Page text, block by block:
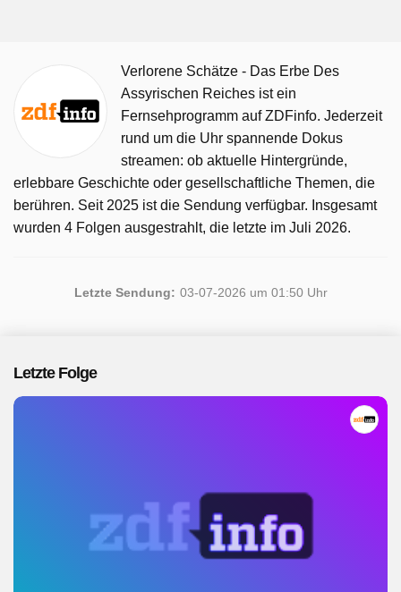
Verlorene Schätze - Das Erbe Des
Assyrischen Reiches ist ein
Fernsehprogramm auf ZDFinfo. Jederzeit
rund um die Uhr spannende Dokus
streamen: ob aktuelle Hintergründe,
erlebbare Geschichte oder gesellschaftliche Themen, die
berühren. Seit 2025 ist die Sendung verfügbar. Insgesamt
wurden 4 Folgen ausgestrahlt, die letzte im Juli 2026.
Letzte Sendung: 03-07-2026 um 01:50 Uhr
Letzte Folge